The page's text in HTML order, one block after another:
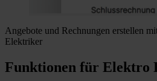
Angebote und Rechnungen erstellen
Elektriker
Funktionen für Elektro